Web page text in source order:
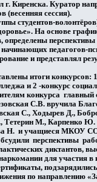
г. Киренска. Куратор
(весенняя сессия).
студентов-
На основе
определены
педагогов-
и представлял
итоги
и 2 -конкурс
конкурса
С.В. вручила
С., Ходырев Д.,
М., Карпенко Ю.
Н. и учащиеся МКОУ
перспективы
диктантов,
для участия
по направлению